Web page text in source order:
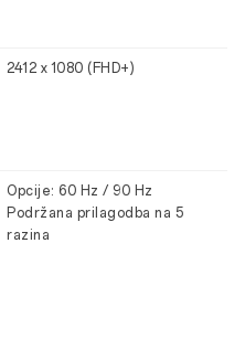
2412 x 1080 (FHD+)
Opcije: 60 Hz / 90 Hz
Podržana prilagodba na 5
razina